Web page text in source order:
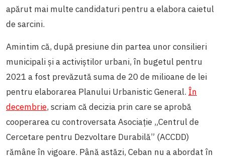
apărut mai multe candidaturi pentru a elabora caietul
de sarcini.
Amintim că, după presiune din partea unor consilieri
municipali și a activiștilor urbani, în bugetul pentru
2021 a fost prevăzută suma de 20 de milioane de lei
pentru elaborarea Planului Urbanistic General. În
decembrie, scriam că decizia prin care se aprobă
cooperarea cu controversataAsociație „Centrul de
Cercetare pentru Dezvoltare Durabilă” (ACCDD)
rămâne în vigoare. Până astăzi, Ceban nu a abordat în